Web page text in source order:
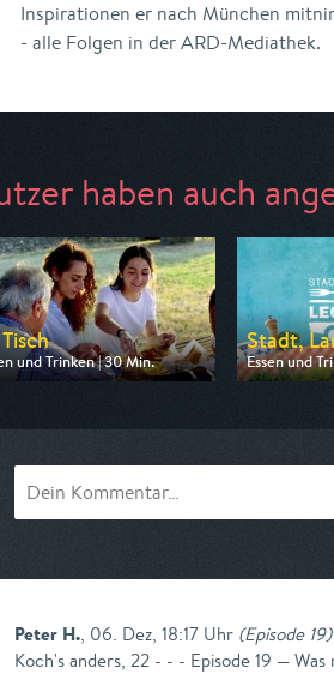
Inspirationen er nach München
- alle Folgen in der ARD-Mediathek.
haben auch
und Trinken | 30 Min.
von arte
Stadt,
Essen und
Peter H., 06. Dez, 18:17 Uhr (Episode 19)
Koch's anders, 22 - - - Episode 19 — Was